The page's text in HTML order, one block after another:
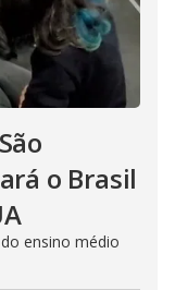
o Brasil
ensino médio